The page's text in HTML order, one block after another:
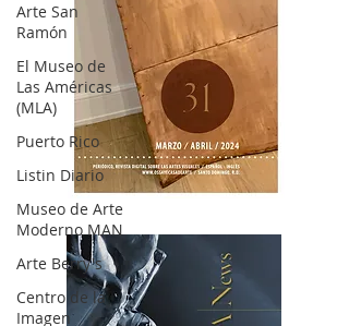
Arte San
Ramón
El Museo de
Las Américas
(MLA)
Puerto Rico
Listin Diario
Museo de Arte
Moderno MAN
Arte Berry's
Centro de la
Imagen
OCA|News 31 / Marzo-Abril / 2024